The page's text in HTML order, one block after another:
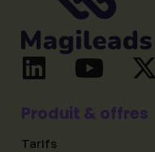
Produit & offres
Tarifs